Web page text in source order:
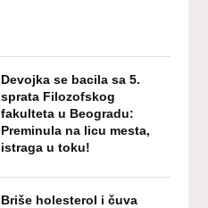
Devojka se bacila sa 5.
sprata Filozofskog
fakulteta u Beogradu:
Preminula na licu mesta,
istraga u toku!
Briše holesterol i čuva